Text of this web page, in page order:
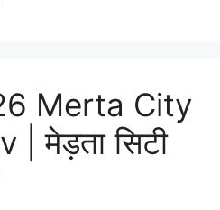
Merta City
| मेड़ता सिटी